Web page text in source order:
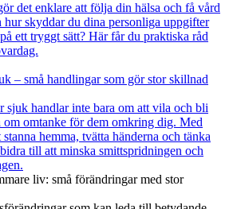
det enklare att följa din hälsa och få vård
hur skyddar du dina personliga uppgifter
ett tryggt sätt? Här får du praktiska råd
– små handlingar som gör stor skillnad
sjuk handlar inte bara om att vila och bli
om omtanke för dem omkring dig. Med
hemma, tvätta händerna och tänka
till att minska smittspridningen och
liv: små förändringar med stor